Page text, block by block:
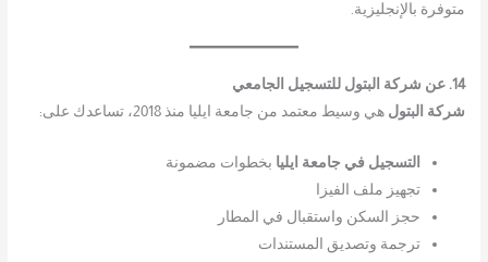
متوفرة بالإنجليزية.
14. عن شركة البتول للتسجيل الجامعي
شركة البتول هي وسيط معتمد من جامعة ايليا منذ 2018، تساعدك على:
التسجيل في جامعة ايليا بخطوات مضمونة
تجهيز ملف الفيزا
حجز السكن واستقبال في المطار
ترجمة وتصديق المستندات